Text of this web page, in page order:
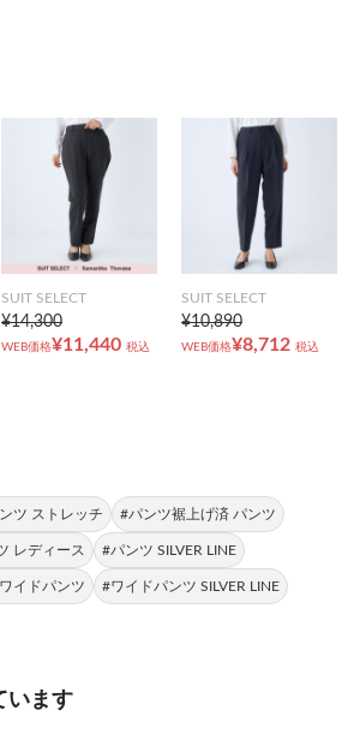
SUIT SELECT
¥14,300
WEB価格¥11,440 税込
SUIT SELECT
¥10,890
WEB価格¥8,712 税込
ツ ストレッチ #パンツ裾上げ済 パンツ
レディース #パンツ SILVER LINE
イドパンツ #ワイドパンツ SILVER LINE
います